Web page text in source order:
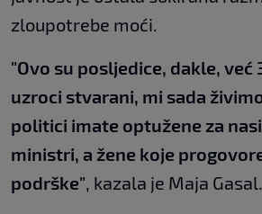
zloupotrebe moći.
"Ovo su posljedice, dakle, već
uzroci stvarani, mi sada
politici imate optužene za
ministri, a žene koje
podrške", kazala je Maja Gasal.